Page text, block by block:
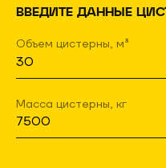
ВВЕДИТЕ ДАННЫЕ
Объем цистерны, м³
Масса цистерны, кг